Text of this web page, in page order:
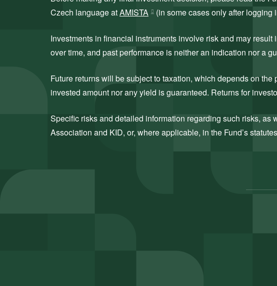
Czech language atAMISTA (in some cases only after logging
Investments in financial instruments involve risk and may
over time, and past performance is neither an indication nor a
Future returns will be subject to taxation, which depends on
invested amount nor any yield is guaranteed. Returns for
Specific risks and detailed information regarding such risks,
Association and KID, or, where applicable, in the Fund’s